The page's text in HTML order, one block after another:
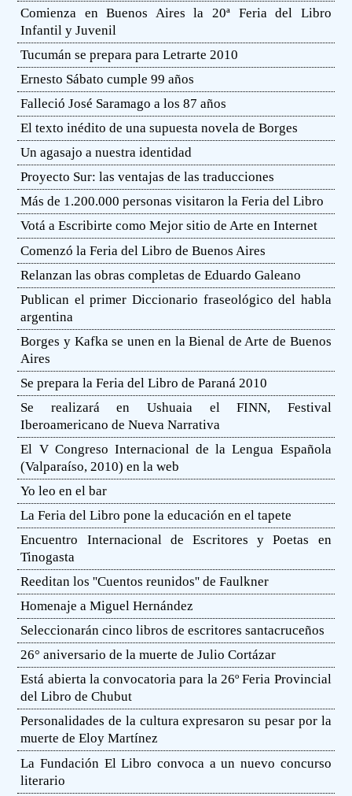
Comienza en Buenos Aires la 20ª Feria del Libro
Infantil y Juvenil
Tucumán se prepara para Letrarte 2010
Ernesto Sábato cumple 99 años
Falleció José Saramago a los 87 años
El texto inédito de una supuesta novela de Borges
Un agasajo a nuestra identidad
Proyecto Sur: las ventajas de las traducciones
Más de 1.200.000 personas visitaron la Feria del Libro
Votá a Escribirte como Mejor sitio de Arte en Internet
Comenzó la Feria del Libro de Buenos Aires
Relanzan las obras completas de Eduardo Galeano
Publican el primer Diccionario fraseológico del habla
argentina
Borges y Kafka se unen en la Bienal de Arte de Buenos
Aires
Se prepara la Feria del Libro de Paraná 2010
Se realizará en Ushuaia el FINN, Festival
Iberoamericano de Nueva Narrativa
El V Congreso Internacional de la Lengua Española
(Valparaíso, 2010) en la web
Yo leo en el bar
La Feria del Libro pone la educación en el tapete
Encuentro Internacional de Escritores y Poetas en
Tinogasta
Reeditan los ''Cuentos reunidos'' de Faulkner
Homenaje a Miguel Hernández
Seleccionarán cinco libros de escritores santacruceños
26° aniversario de la muerte de Julio Cortázar
Está abierta la convocatoria para la 26º Feria Provincial
del Libro de Chubut
Personalidades de la cultura expresaron su pesar por la
muerte de Eloy Martínez
La Fundación El Libro convoca a un nuevo concurso
literario